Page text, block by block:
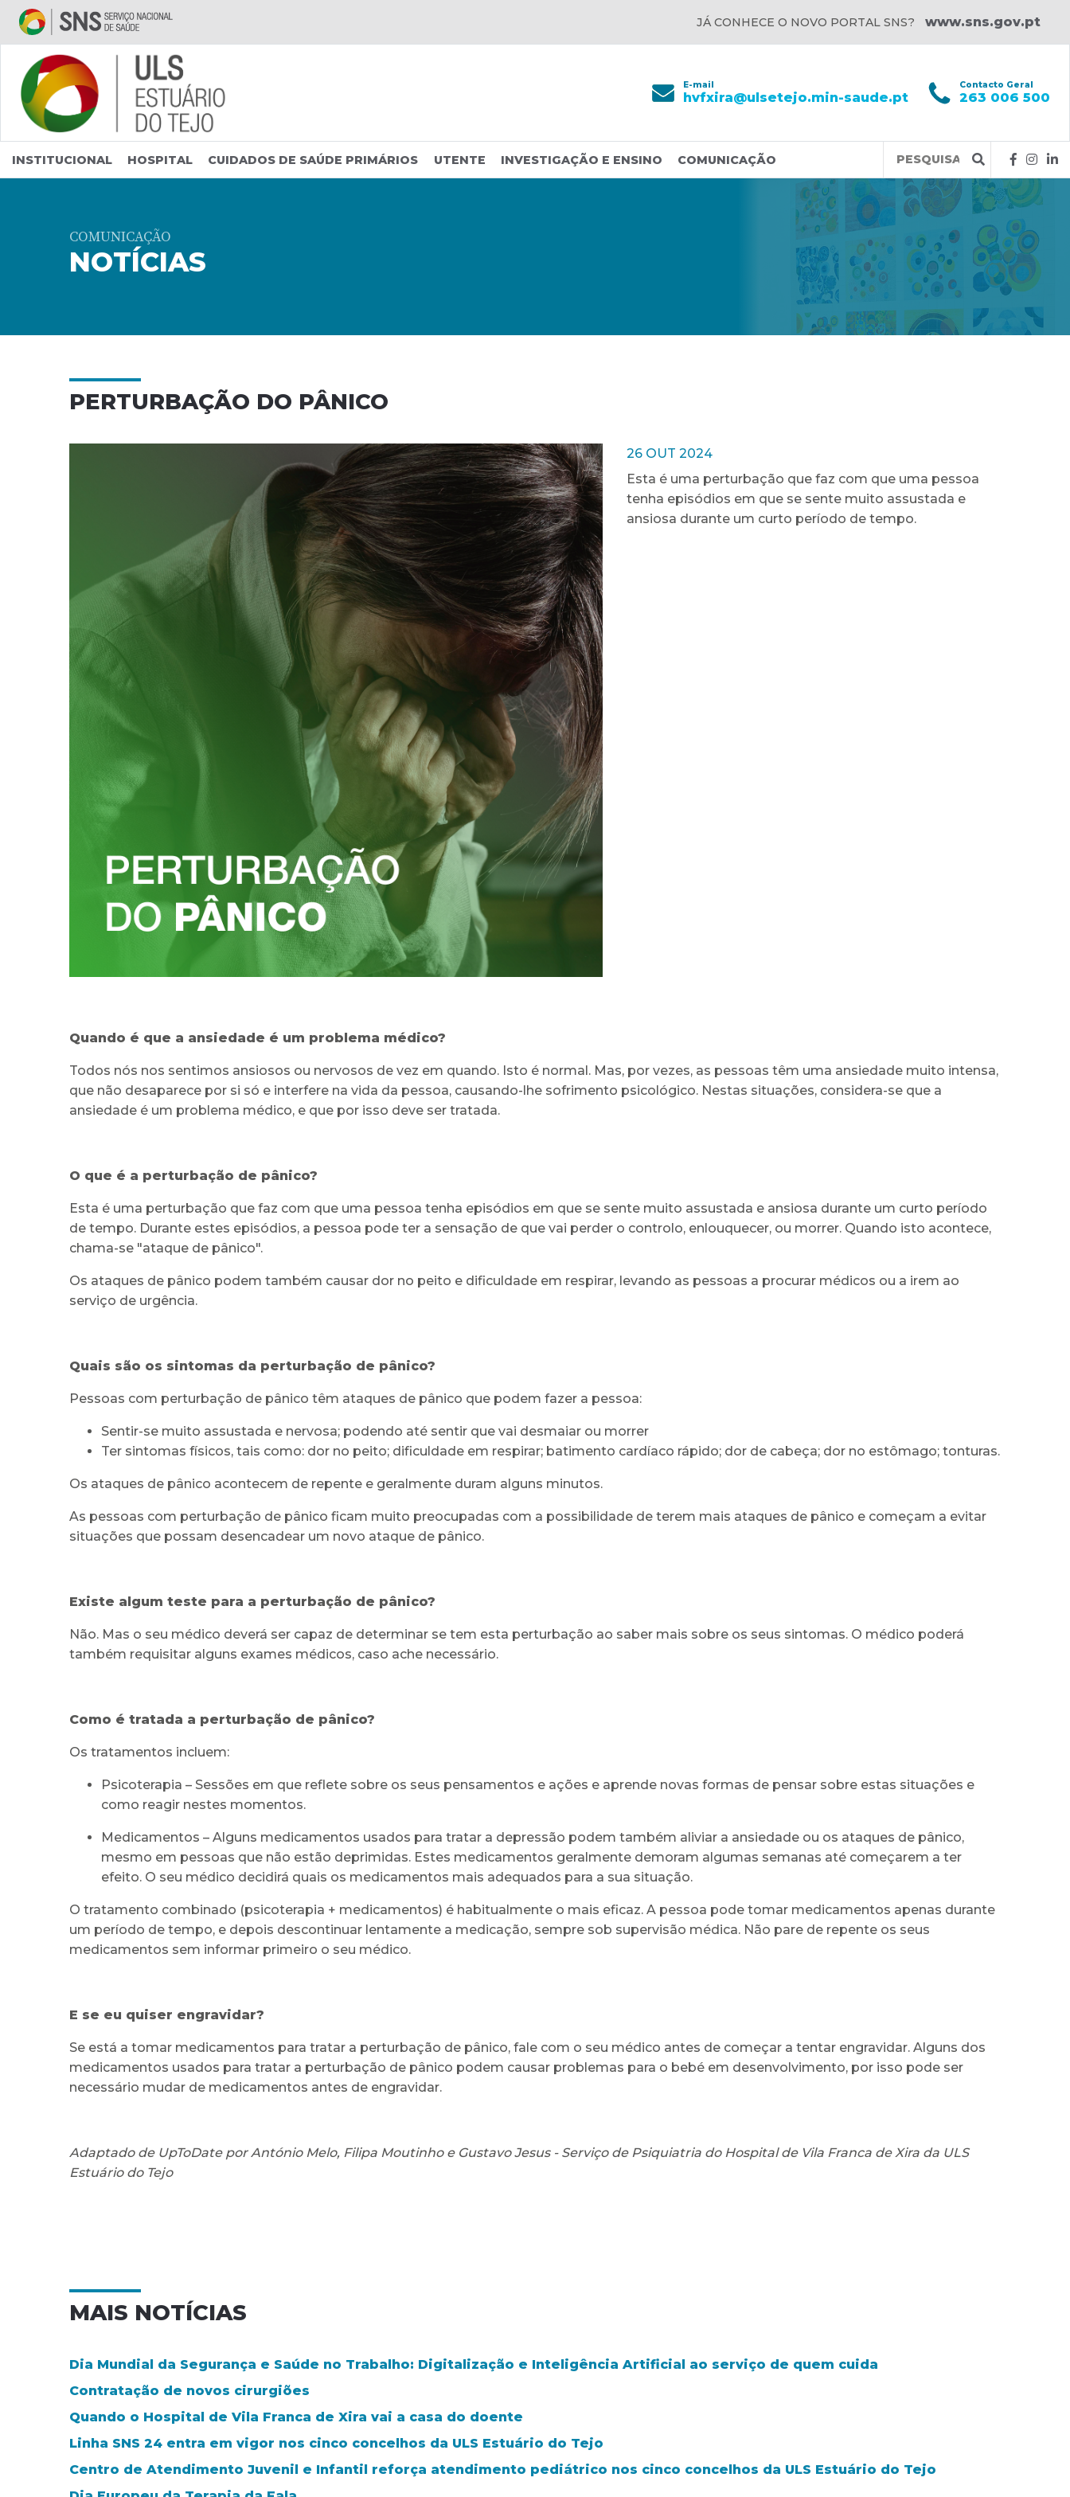
Saltar para conteúdo principal
JÁ CONHECE O NOVO PORTAL SNS? www.sns.gov.pt
E-mail
hvfxira@ulsetejo.min-saude.pt
Contacto Geral
263 006 500
INSTITUCIONAL HOSPITAL CUIDADOS DE SAÚDE PRIMÁRIOS UTENTE INVESTIGAÇÃO E ENSINO COMUNICAÇÃO
Query
COMUNICAÇÃO
NOTÍCIAS
PERTURBAÇÃO DO PÂNICO
26 OUT 2024
Esta é uma perturbação que faz com que uma pessoa
tenha episódios em que se sente muito assustada e
ansiosa durante um curto período de tempo.
Quando é que a ansiedade é um problema médico?
Todos nós nos sentimos ansiosos ou nervosos de vez em quando. Isto é normal. Mas, por vezes, as pessoas têm uma ansiedade muito intensa,
que não desaparece por si só e interfere na vida da pessoa, causando-lhe sofrimento psicológico. Nestas situações, considera-se que a
ansiedade é um problema médico, e que por isso deve ser tratada.
O que é a perturbação de pânico?
Esta é uma perturbação que faz com que uma pessoa tenha episódios em que se sente muito assustada e ansiosa durante um curto período
de tempo. Durante estes episódios, a pessoa pode ter a sensação de que vai perder o controlo, enlouquecer, ou morrer. Quando isto acontece,
chama-se "ataque de pânico".
Os ataques de pânico podem também causar dor no peito e dificuldade em respirar, levando as pessoas a procurar médicos ou a irem ao
serviço de urgência.
Quais são os sintomas da perturbação de pânico?
Pessoas com perturbação de pânico têm ataques de pânico que podem fazer a pessoa:
Sentir-se muito assustada e nervosa; podendo até sentir que vai desmaiar ou morrer
Ter sintomas físicos, tais como: dor no peito; dificuldade em respirar; batimento cardíaco rápido; dor de cabeça; dor no estômago; tonturas.
Os ataques de pânico acontecem de repente e geralmente duram alguns minutos.
As pessoas com perturbação de pânico ficam muito preocupadas com a possibilidade de terem mais ataques de pânico e começam a evitar
situações que possam desencadear um novo ataque de pânico.
Existe algum teste para a perturbação de pânico?
Não. Mas o seu médico deverá ser capaz de determinar se tem esta perturbação ao saber mais sobre os seus sintomas. O médico poderá
também requisitar alguns exames médicos, caso ache necessário.
Como é tratada a perturbação de pânico?
Os tratamentos incluem:
Psicoterapia – Sessões em que reflete sobre os seus pensamentos e ações e aprende novas formas de pensar sobre estas situações e
como reagir nestes momentos.
Medicamentos – Alguns medicamentos usados para tratar a depressão podem também aliviar a ansiedade ou os ataques de pânico,
mesmo em pessoas que não estão deprimidas. Estes medicamentos geralmente demoram algumas semanas até começarem a ter
efeito. O seu médico decidirá quais os medicamentos mais adequados para a sua situação.
O tratamento combinado (psicoterapia + medicamentos) é habitualmente o mais eficaz. A pessoa pode tomar medicamentos apenas durante
um período de tempo, e depois descontinuar lentamente a medicação, sempre sob supervisão médica. Não pare de repente os seus
medicamentos sem informar primeiro o seu médico.
E se eu quiser engravidar?
Se está a tomar medicamentos para tratar a perturbação de pânico, fale com o seu médico antes de começar a tentar engravidar. Alguns dos
medicamentos usados para tratar a perturbação de pânico podem causar problemas para o bebé em desenvolvimento, por isso pode ser
necessário mudar de medicamentos antes de engravidar.
Adaptado de UpToDate por António Melo, Filipa Moutinho e Gustavo Jesus - Serviço de Psiquiatria do Hospital de Vila Franca de Xira da ULS
Estuário do Tejo
MAIS NOTÍCIAS
Dia Mundial da Segurança e Saúde no Trabalho: Digitalização e Inteligência Artificial ao serviço de quem cuida
Contratação de novos cirurgiões
Quando o Hospital de Vila Franca de Xira vai a casa do doente
Linha SNS 24 entra em vigor nos cinco concelhos da ULS Estuário do Tejo
Centro de Atendimento Juvenil e Infantil reforça atendimento pediátrico nos cinco concelhos da ULS Estuário do Tejo